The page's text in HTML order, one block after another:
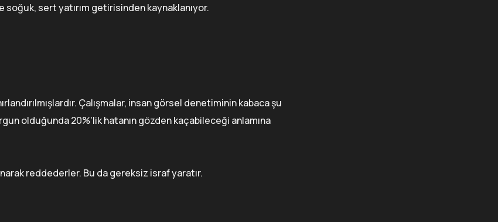
soğuk, sert yatırım getirisinden kaynaklanıyor.
Çalışmalar, insan görsel denetiminin kabaca şu
olduğunda 20%'lik hatanın gözden kaçabileceği anlamına
reddederler. Bu da gereksiz israf yaratır.